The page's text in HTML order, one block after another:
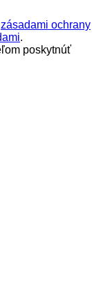
zásadami ochrany
.
poskytnúť